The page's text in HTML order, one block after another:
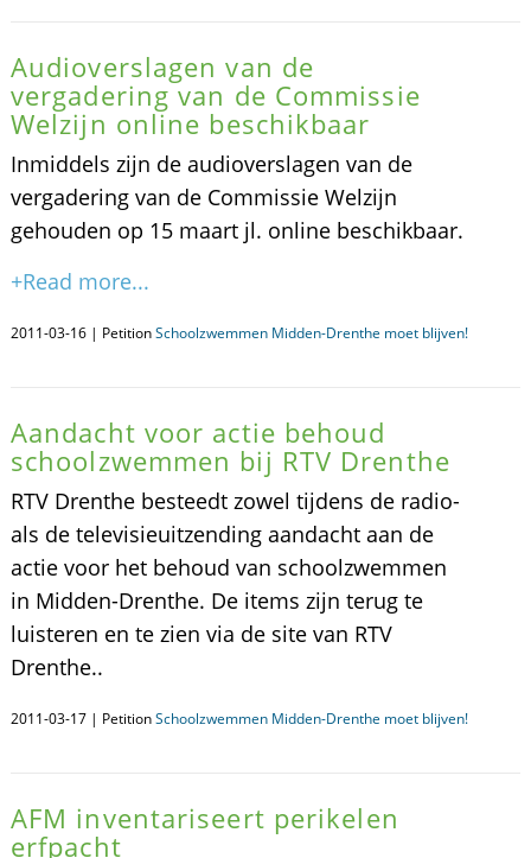
Audioverslagen van de
vergadering van de Commissie
Welzijn online beschikbaar
Inmiddels zijn de audioverslagen van de
vergadering van de Commissie Welzijn
gehouden op 15 maart jl. online beschikbaar.
+Read more...
2011-03-16 | PetitionSchoolzwemmen Midden-Drenthe moet blijven!
Aandacht voor actie behoud
schoolzwemmen bij RTV Drenthe
RTV Drenthe besteedt zowel tijdens de radio-
als de televisieuitzending aandacht aan de
actie voor het behoud van schoolzwemmen
in Midden-Drenthe. De items zijn terug te
luisteren en te zien via de site van RTV
Drenthe..
2011-03-17 | PetitionSchoolzwemmen Midden-Drenthe moet blijven!
AFM inventariseert perikelen
erfpacht